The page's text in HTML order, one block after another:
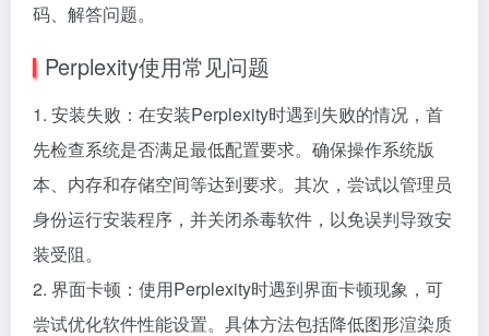
码、解答问题。
Perplexity使用常见问题
1. 安装失败：在安装Perplexity时遇到失败的情况，首
先检查系统是否满足最低配置要求。确保操作系统版
本、内存和存储空间等达到要求。其次，尝试以管理员
身份运行安装程序，并关闭杀毒软件，以免误判导致安
装受阻。
2. 界面卡顿：使用Perplexity时遇到界面卡顿现象，可
尝试优化软件性能设置。具体方法包括降低图形渲染质